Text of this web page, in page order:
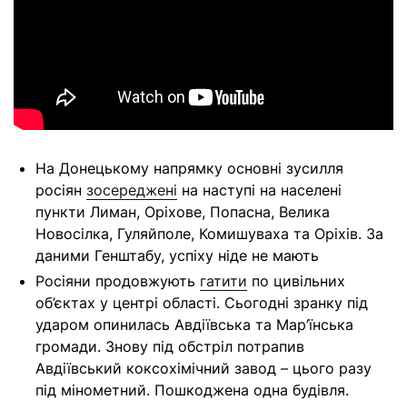
На Донецькому напрямку основні зусилля
росіян зосереджені на наступі на населені
пункти Лиман, Оріхове, Попасна, Велика
Новосілка, Гуляйполе, Комишуваха та Оріхів. За
даними Генштабу, успіху ніде не мають
Росіяни продовжують гатити по цивільних
об’єктах у центрі області. Сьогодні зранку під
ударом опинилась Авдіївська та Мар’їнська
громади. Знову під обстріл потрапив
Авдіївський коксохімічний завод – цього разу
під мінометний. Пошкоджена одна будівля.